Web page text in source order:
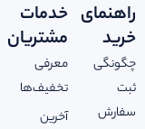
راهنمای
خرید
چگونگی
ثبت
سفارش
خدمات
مشتریان
معرفی
تخفیف‌ها
آخرین